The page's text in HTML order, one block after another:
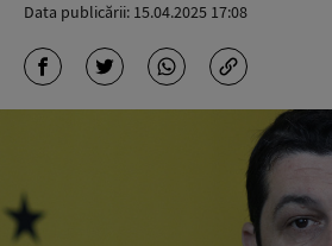
Data publicării: 15.04.2025 17:08